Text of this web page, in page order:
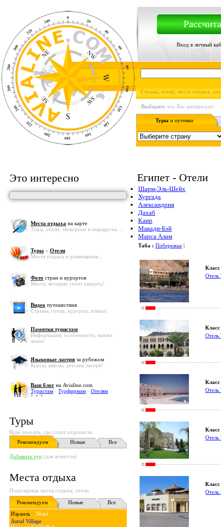
Вход в личный
Страны, отели, места отдыха,
Выберите что Вас интересует:
Туры и путевки
Это интересно
Места отдыха на карте
Туры, отели, экскурсии и маршруты ...
Туры и Отели
Места отдыха и размещения...
Фото стран и курортов
Места, которые стоит увидеть!
Видео путешествия
Страны, отели, курорты, пляжи!
Памятки туристам
Информация, особенности, важно
знать!
Языковые лагеря за рубежом
Курсы, школы, детские лагеря!
Ваш блог на Avialine.com
Туристам - Турфирмам - Отелям
Туры
Куда поехать, где стоит отдохнуть
Рекомендуем
Новые Все
Добавить тур (для агентств)
Места отдыха
Популярные места отдыха, отели
Рекомендуем
Новые
Все
Израиль - Эйлат
Astral Village
Египет - Отели
Шарм-Эль-Шейх
Хургада
Александрия
Дахаб
Каир
Макади-Бэй
Марса Алам
Таба : Побережье |
Отель
Отель
Отель
Отель
Отель